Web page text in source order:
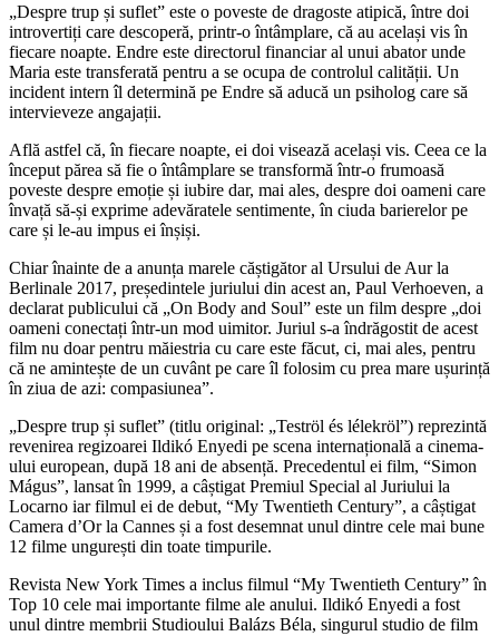
„Despre trup și suflet” este o poveste de dragoste atipică, între doi
introvertiți care descoperă, printr-o întâmplare, că au același vis în
fiecare noapte. Endre este directorul financiar al unui abator unde
Maria este transferată pentru a se ocupa de controlul calității. Un
incident intern îl determină pe Endre să aducă un psiholog care să
intervieveze angajații.
Află astfel că, în fiecare noapte, ei doi visează același vis. Ceea ce la
început părea să fie o întâmplare se transformă într-o frumoasă
poveste despre emoție și iubire dar, mai ales, despre doi oameni care
învață să-și exprime adevăratele sentimente, în ciuda barierelor pe
care și le-au impus ei înșiși.
Chiar înainte de a anunța marele căștigător al Ursului de Aur la
Berlinale 2017, președintele juriului din acest an, Paul Verhoeven, a
declarat publicului că „On Body and Soul” este un film despre „doi
oameni conectați într-un mod uimitor. Juriul s-a îndrăgostit de acest
film nu doar pentru măiestria cu care este făcut, ci, mai ales, pentru
că ne amintește de un cuvânt pe care îl folosim cu prea mare ușurință
în ziua de azi: compasiunea”.
„Despre trup și suflet” (titlu original: „Teströl és lélekröl”) reprezintă
revenirea regizoarei Ildikó Enyedi pe scena internațională a cinema-
ului european, după 18 ani de absență. Precedentul ei film, “Simon
Mágus”, lansat în 1999, a câștigat Premiul Special al Juriului la
Locarno iar filmul ei de debut, “My Twentieth Century”, a câștigat
Camera d’Or la Cannes și a fost desemnat unul dintre cele mai bune
12 filme ungurești din toate timpurile.
Revista New York Times a inclus filmul “My Twentieth Century” în
Top 10 cele mai importante filme ale anului. Ildikó Enyedi a fost
unul dintre membrii Studioului Balázs Béla, singurul studio de film